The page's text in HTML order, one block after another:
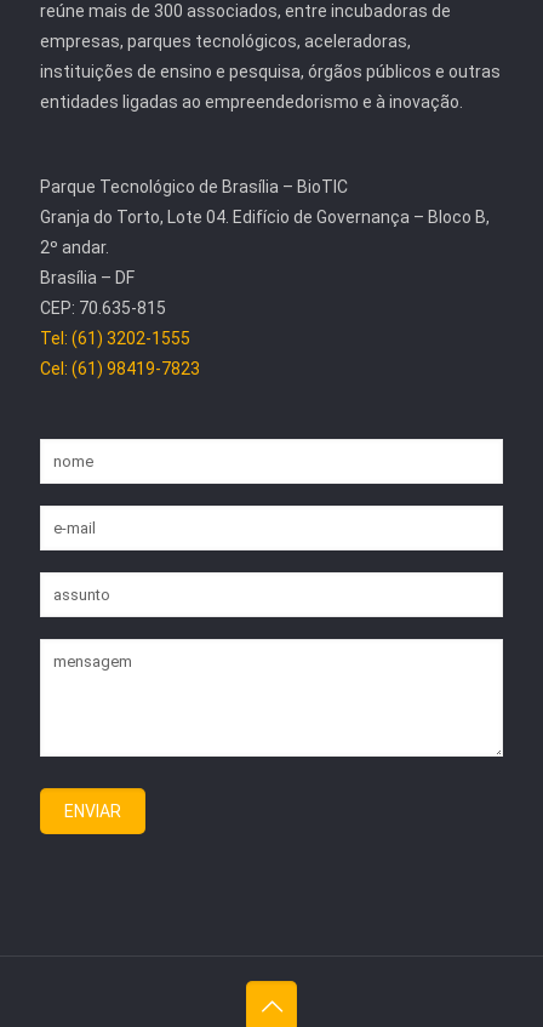
reúne mais de 300 associados, entre incubadoras de
empresas, parques tecnológicos, aceleradoras,
instituições de ensino e pesquisa, órgãos públicos e outras
entidades ligadas ao empreendedorismo e à inovação.
Parque Tecnológico de Brasília – BioTIC
Granja do Torto, Lote 04. Edifício de Governança – Bloco B,
2º andar.
Brasília – DF
CEP: 70.635-815
Tel: (61) 3202-1555
Cel: (61) 98419-7823